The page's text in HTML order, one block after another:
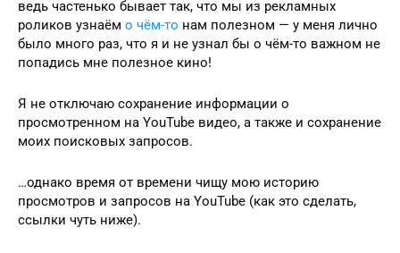
ведь частенько бывает так, что мы из рекламных
роликов узнаём о чём-то нам полезном — у меня лично
было много раз, что я и не узнал бы о чём-то важном не
попадись мне полезное кино!
Я не отключаю сохранение информации о
просмотренном на YouTube видео, а также и сохранение
моих поисковых запросов.
…однако время от времени чищу мою историю
просмотров и запросов на YouTube (как это сделать,
ссылки чуть ниже).